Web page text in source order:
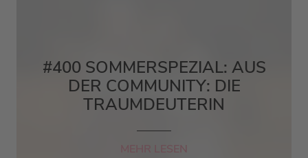
#400 SOMMERSPEZIAL: AUS
DER COMMUNITY: DIE
TRAUMDEUTERIN
MEHR LESEN